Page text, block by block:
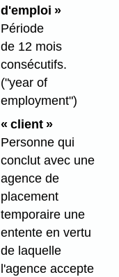
d'emploi »
Période
de 12 mois
consécutifs.
("year of
employment")
« client »
Personne qui
conclut avec une
agence de
placement
temporaire une
entente en vertu
de laquelle
l'agence accepte